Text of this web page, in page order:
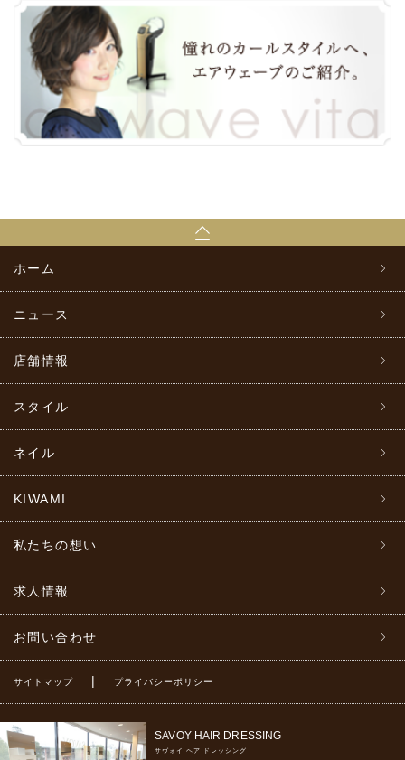
ホーム
ニュース
店舗情報
スタイル
ネイル
KIWAMI
私たちの想い
求人情報
お問い合わせ
サイトマップ | プライバシーポリシー
SAVOY HAIR DRESSING
サヴォイ ヘア ドレッシング